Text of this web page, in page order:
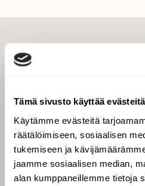
Tämä sivusto käyttää evästeitä
Käytämme evästeitä
räätälöimiseen, sosiaalisen
tukemiseen ja
jaamme sosiaalisen median,
alan kumppaneillemme tietoja